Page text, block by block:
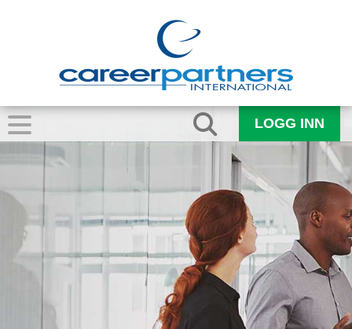
LOGG INN